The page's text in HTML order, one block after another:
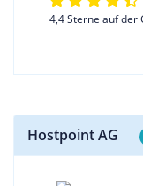
4,4 Sterne auf der
Hostpoint AG